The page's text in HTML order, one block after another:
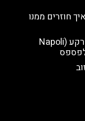
חוזרים ממנו
נאפולי תחתית – נאפולי מתחת לקרקע (Napoli